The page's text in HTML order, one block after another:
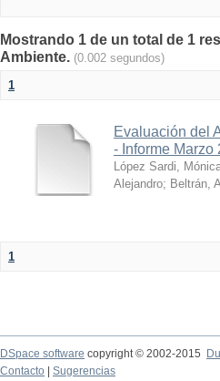
Mostrando 1 de un total de 1
Ambiente. (0.002 segundos)
1
Evaluación del
- Informe Marzo
López Sardi,
Alejandro; Beltrán,
1
DSpace software copyright © 2002-2015
Contacto
Sugerencias